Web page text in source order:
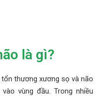
là gì?
thương xương sọ và não
vùng đầu. Trong nhiều